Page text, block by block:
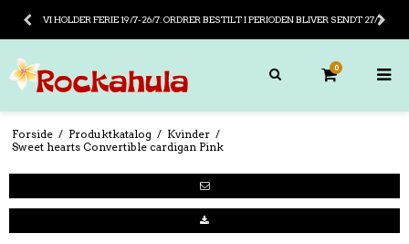
VI HOLDER FERIE 19/7-26/7. ORDRER BESTILT I PERIODEN BLIVER SENDT 27/7
0
Forside / Produktkatalog / Kvinder /
Sweet hearts Convertible cardigan Pink